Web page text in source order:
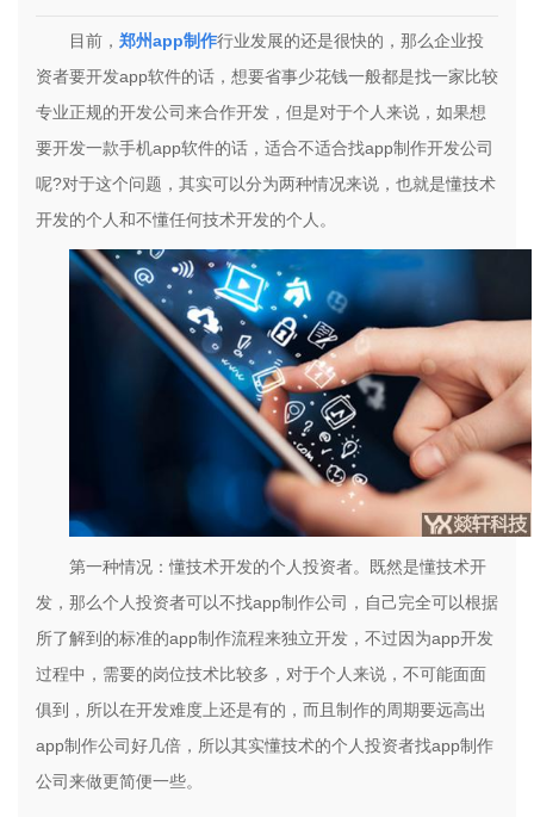
目前， 郑州app制作行业发展的还是很快的，那么企业投
资者要开发app软件的话，想要省事少花钱一般都是找一家比较
专业正规的开发公司来合作开发，但是对于个人来说，如果想
要开发一款手机app软件的话，适合不适合找app制作开发公司
呢?对于这个问题，其实可以分为两种情况来说，也就是懂技术
开发的个人和不懂任何技术开发的个人。
第一种情况：懂技术开发的个人投资者。既然是懂技术开
发，那么个人投资者可以不找app制作公司，自己完全可以根据
所了解到的标准的app制作流程来独立开发，不过因为app开发
过程中，需要的岗位技术比较多，对于个人来说，不可能面面
俱到，所以在开发难度上还是有的，而且制作的周期要远高出
app制作公司好几倍，所以其实懂技术的个人投资者找app制作
公司来做更简便一些。